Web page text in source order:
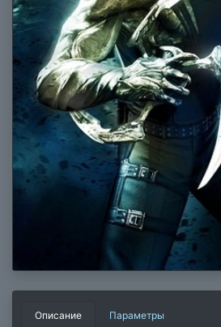
Описание Параметры